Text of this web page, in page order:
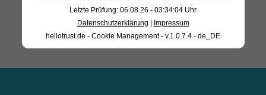
Letzte Prüfung: 06.08.26 - 03:34:04 Uhr
Datenschutzerklärung
Impressum
hellotrust.de - Cookie Management - v.1.0.7.4 - de_DE